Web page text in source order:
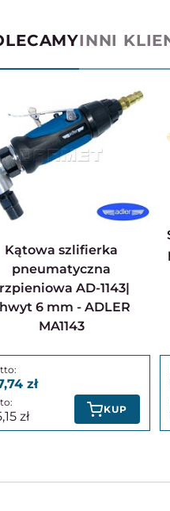
INNI
Kątowa szlifierka
pneumatyczna
AD-1143|
6 mm - ADLER
MA1143
KUP